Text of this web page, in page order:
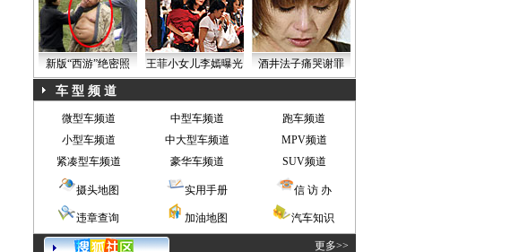
新版“西游”绝密照 王菲小女儿李嫣曝光 酒井法子痛哭谢罪
车 型 频 道
微型车频道 中型车频道
跑车频道
小型车频道
中大型车频道
MPV频道
紧凑型车频道
豪华车频道 SUV频道
摄头地图 实用手册 信 访 办
违章查询 加油地图 汽车知识
更多>>